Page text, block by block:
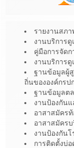
รายงานสภ
งานบริการ
คู่มือการจัด
งานบริการ
ฐานข้อมูลผู้
ถิ่นขององค์กรป
ฐานข้อมูลต
งานป้องกัน
อาสาสมัคร
อาสาสมัคร
งานป้องกัน
การติดตั้งบ่